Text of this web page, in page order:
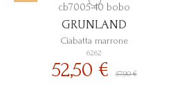
Ciabatta marrone
GRUNLAND
6262
52,50 €57,90 €